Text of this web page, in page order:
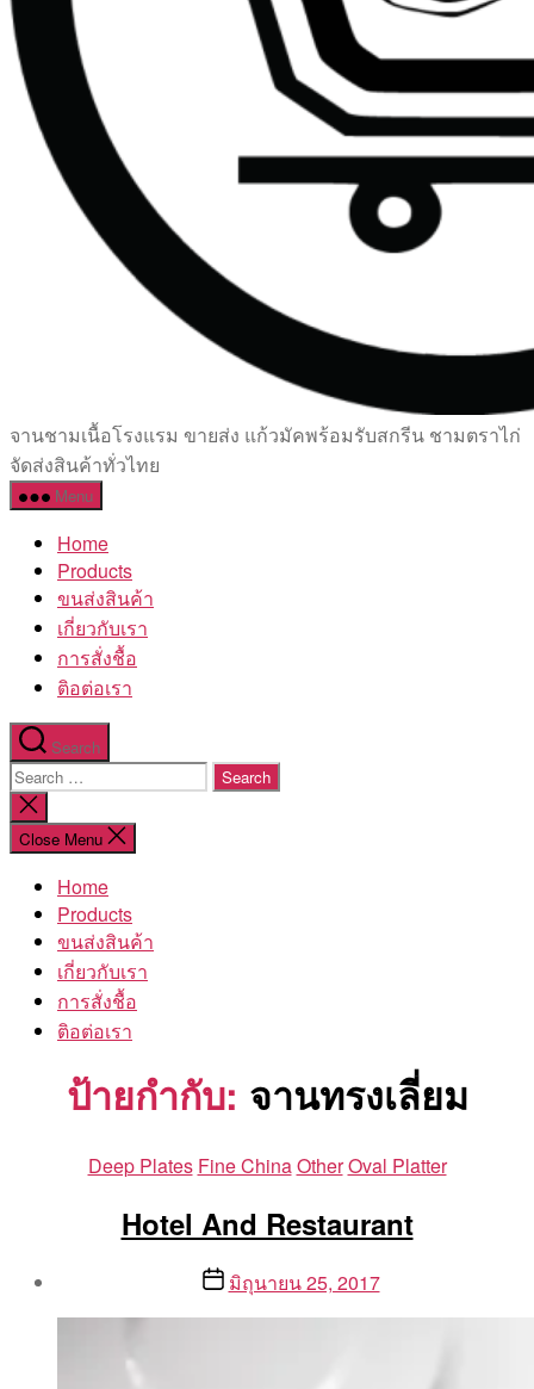
เซรามิค
ครบ
ครัน
โรงงาน
จานชามเนื้อโรงแรม ขายส่ง แก้วมัคพร้อมรับสกรีน ชามตราไก่
จัดส่งสินค้าทั่วไทย
Menu
Home
Products
ขนส่งสินค้า
เกี่ยวกับเรา
การสั่งชื้อ
ติอต่อเรา
Search
Search
for:
Close
search
Close Menu
Home
Products
ขนส่งสินค้า
เกี่ยวกับเรา
การสั่งชื้อ
ติอต่อเรา
ป้ายกำกับ: จานทรงเลี่ยม
Categories
Deep Plates Fine ChinaOtherOval Platter
Hotel And Restaurant
By
Postมิถุนายน 25, 2017